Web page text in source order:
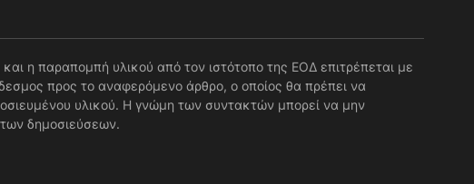
η παραπομπή υλικού από τον ιστότοπο της ΕΟΔ επιτρέπεται με
προς το αναφερόμενο άρθρο, ο οποίος θα πρέπει να
υλικού. Η γνώμη των συντακτών μπορεί να μην
δημοσιεύσεων.